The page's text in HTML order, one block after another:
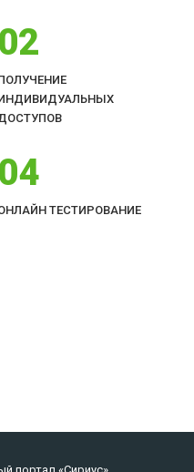
02
04
ТЕСТИРОВАНИЕ